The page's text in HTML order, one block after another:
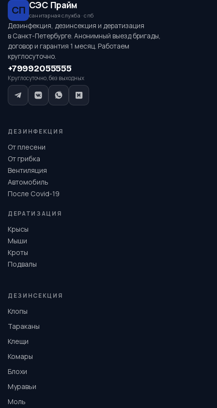
СП СЭС Прайм
санитарная служба · спб
Дезинфекция, дезинсекция и дератизация
в Санкт-Петербурге. Анонимный выезд бригады,
договор и гарантия 1 месяц. Работаем
круглосуточно.
+79992055555
Круглосуточно, без выходных
ДЕЗИНФЕКЦИЯ
От плесени
От грибка
Вентиляция
Автомобиль
После Covid-19
ДЕРАТИЗАЦИЯ
Крысы
Мыши
Кроты
Подвалы
ДЕЗИНСЕКЦИЯ
Клопы
Тараканы
Клещи
Комары
Блохи
Муравьи
Моль